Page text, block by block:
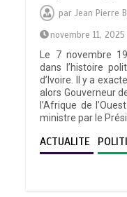
parJean Pierre
novembre 11, 2025
Le 7 novembre
dans l’histoire
d’Ivoire. Il y a
alors Gouverneur
l’Afrique de
ministre par le
ACTUALITE